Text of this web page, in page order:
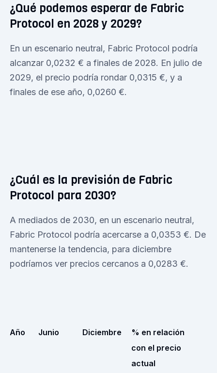
¿Qué podemos esperar de Fabric
Protocol en 2028 y 2029?
En un escenario neutral, Fabric Protocol podría
alcanzar 0,0232 € a finales de 2028. En julio de
2029, el precio podría rondar 0,0315 €, y a
finales de ese año, 0,0260 €.
¿Cuál es la previsión de Fabric
Protocol para 2030?
A mediados de 2030, en un escenario neutral,
Fabric Protocol podría acercarse a 0,0353 €. De
mantenerse la tendencia, para diciembre
podríamos ver precios cercanos a 0,0283 €.
Año Junio Diciembre
% en relación
con el precio
actual